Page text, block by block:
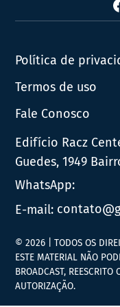
Política de
Termos de uso
Fale Conosco
Edifício Racz
Guedes, 1949
WhatsApp:
E-mail:
© 2026 | TODOS OS
ESTE MATERIAL NÃO
BROADCAST,
AUTORIZAÇÃO.